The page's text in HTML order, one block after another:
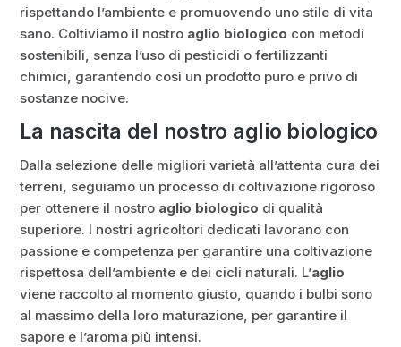
rispettando l’ambiente e promuovendo uno stile di vita
sano. Coltiviamo il nostro aglio biologico con metodi
sostenibili, senza l’uso di pesticidi o fertilizzanti
chimici, garantendo così un prodotto puro e privo di
sostanze nocive.
La nascita del nostro aglio biologico
Dalla selezione delle migliori varietà all’attenta cura dei
terreni, seguiamo un processo di coltivazione rigoroso
per ottenere il nostro aglio biologico di qualità
superiore. I nostri agricoltori dedicati lavorano con
passione e competenza per garantire una coltivazione
rispettosa dell’ambiente e dei cicli naturali. L’aglio
viene raccolto al momento giusto, quando i bulbi sono
al massimo della loro maturazione, per garantire il
sapore e l’aroma più intensi.